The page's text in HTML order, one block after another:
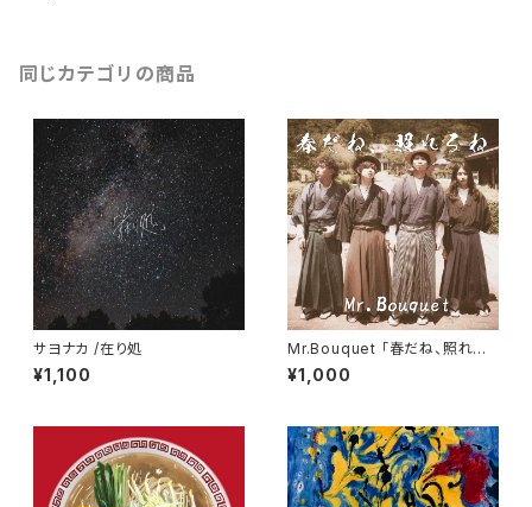
同じカテゴリの商品
サヨナカ /在り処
¥1,100
Mr.Bouquet 「春だね、照れる
ね」
¥1,000